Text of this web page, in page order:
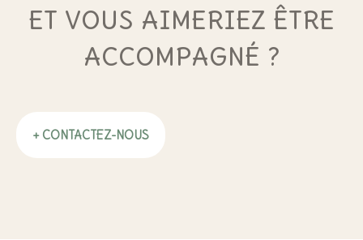
ET VOUS AIMERIEZ ÊTRE
ACCOMPAGNÉ ?
+ CONTACTEZ-NOUS